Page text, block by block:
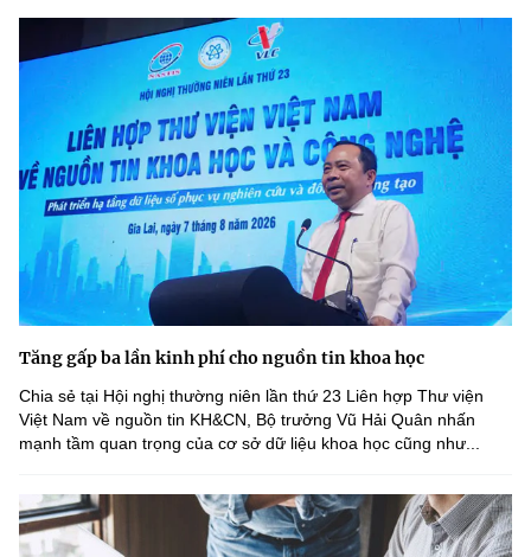
Tăng gấp ba lần kinh phí cho nguồn tin khoa học
Chia sẻ tại Hội nghị thường niên lần thứ 23 Liên hợp Thư viện
Việt Nam về nguồn tin KH&CN, Bộ trưởng Vũ Hải Quân nhấn
mạnh tầm quan trọng của cơ sở dữ liệu khoa học cũng như...